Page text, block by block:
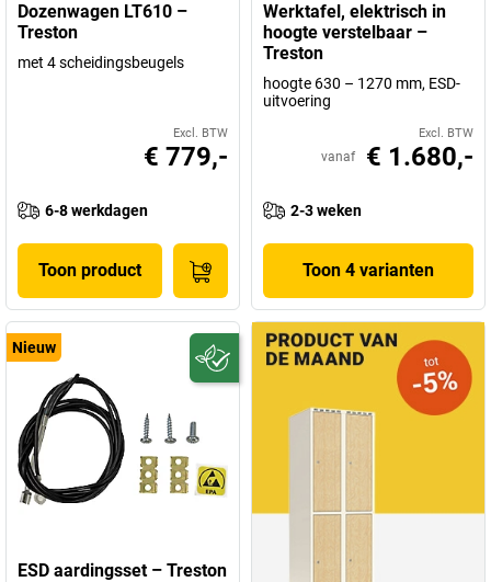
Dozenwagen LT610 –
Treston
met 4 scheidingsbeugels
Excl. BTW
€ 779,-
6-8 werkdagen
Toon product
Werktafel, elektrisch in
hoogte verstelbaar –
Treston
hoogte 630 – 1270 mm, ESD-
uitvoering
Excl. BTW
vanaf € 1.680,-
2-3 weken
Toon 4 varianten
Nieuw
ESD aardingsset – Treston